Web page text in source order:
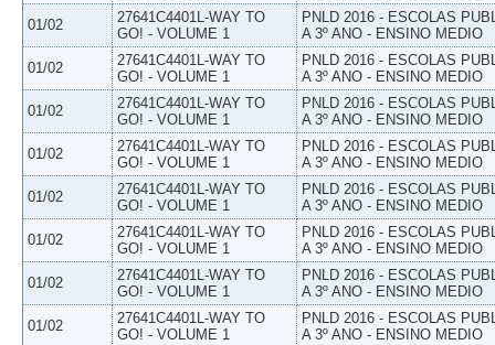
01/02
27641C4401L-WAY TO
GO! - VOLUME 1
PNLD 2016 - ESCOLAS
A 3º ANO - ENSINO MEDIO
01/02
27641C4401L-WAY TO
GO! - VOLUME 1
PNLD 2016 - ESCOLAS
A 3º ANO - ENSINO MEDIO
01/02
27641C4401L-WAY TO
GO! - VOLUME 1
PNLD 2016 - ESCOLAS
A 3º ANO - ENSINO MEDIO
01/02
27641C4401L-WAY TO
GO! - VOLUME 1
PNLD 2016 - ESCOLAS
A 3º ANO - ENSINO MEDIO
01/02
27641C4401L-WAY TO
GO! - VOLUME 1
PNLD 2016 - ESCOLAS
A 3º ANO - ENSINO MEDIO
01/02
27641C4401L-WAY TO
GO! - VOLUME 1
PNLD 2016 - ESCOLAS
A 3º ANO - ENSINO MEDIO
01/02
27641C4401L-WAY TO
GO! - VOLUME 1
PNLD 2016 - ESCOLAS
A 3º ANO - ENSINO MEDIO
01/02
27641C4401L-WAY TO
GO! - VOLUME 1
PNLD 2016 - ESCOLAS
A 3º ANO - ENSINO MEDIO